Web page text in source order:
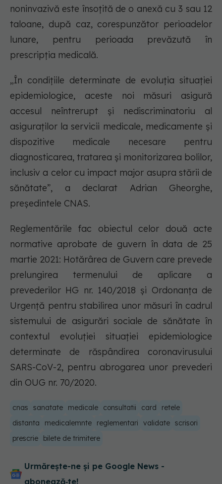
noninvazivă este însoțită de o anexă cu 3 sau 12
taloane, după caz, corespunzător perioadelor
lunare, pentru perioada prevăzută în
prescripția medicală.
„În condițiile determinate de evoluția situației
epidemiologice, aceste noi măsuri asigură
accesul neîntrerupt și nediscriminatoriu al
asiguraților la servicii medicale, medicamente și
dispozitive medicale necesare pentru
diagnosticarea, tratarea și monitorizarea bolilor,
inclusiv a celor cu impact major asupra stării de
sănătate”, a declarat Adrian Gheorghe,
președintele CNAS.
Reglementările fac obiectul celor două acte
normative aprobate de guvern în data de 25
martie 2021: Hotărârea de Guvern care prevede
prelungirea termenului de aplicare a
prevederilor HG nr. 140/2018 și Ordonanța de
Urgență pentru stabilirea unor măsuri în cadrul
sistemului de asigurări sociale de sănătate în
contextul evoluției situației epidemiologice
determinate de răspândirea coronavirusului
SARS-CoV-2, pentru abrogarea unor prevederi
din OUG nr. 70/2020.
cnas sanatate medicale consultatii card
retele
distanta
medicalemnte reglementari validate scrisori
prescrie
bilete de trimitere
Urmărește-ne și pe Google News -
abonează‑te!